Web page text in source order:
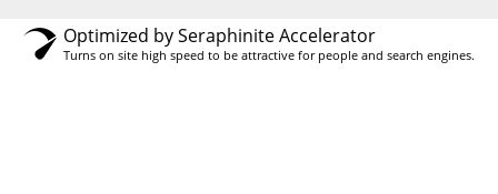
Optimized by Seraphinite Accelerator
Turns on site high speed to be attractive for people and search engines.